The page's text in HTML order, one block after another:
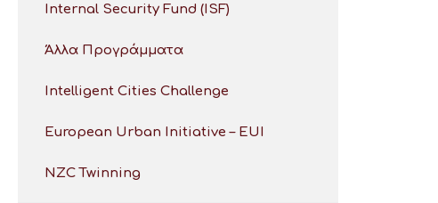
Internal Security Fund (ISF)
Άλλα Προγράμματα
Intelligent Cities Challenge
European Urban Initiative – EUI
NZC Twinning